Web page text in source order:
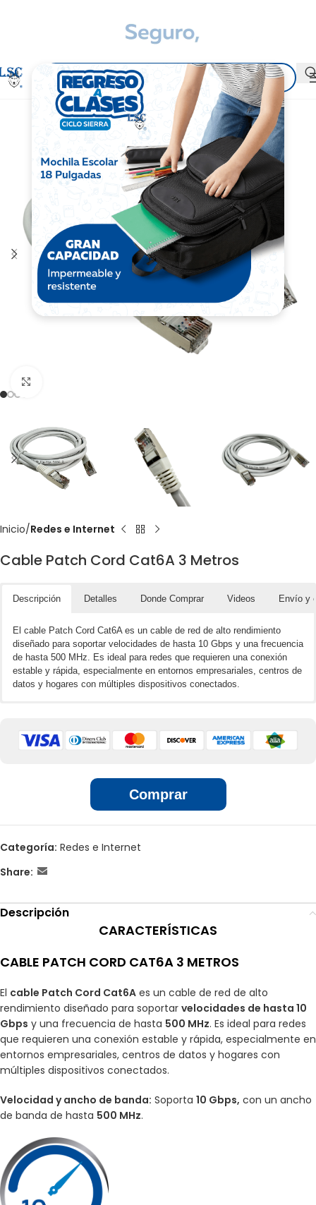
Inicio Redes e Internet
Cable Patch Cord Cat6A 3 Metros
Descripción Detalles Donde Comprar Videos Envío y
El cable Patch Cord Cat6A es un cable de red de alto rendimiento
diseñado para soportar velocidades de hasta 10 Gbps y una frecuencia
de hasta 500 MHz. Es ideal para redes que requieren una conexión
estable y rápida, especialmente en entornos empresariales, centros de
datos y hogares con múltiples dispositivos conectados.
banda de hasta 500 MHz.
Conectores RJ45 blindados:Alta calidad, compatibles con equipos
Construcción robusta:Con conductores de cobre 100% puro para
una mejor transmisión de datos.
Redes de alto rendimiento en empresas y oficinas,
Sistemas de videovigilancia y domótica.
Comprar
Categoría: Redes e Internet
Share:
Descripción
CARACTERÍSTICAS
CABLE PATCH CORD CAT6A 3 METROS
El cable Patch Cord Cat6A es un cable de red de alto
rendimiento diseñado para soportar velocidades de hasta 10
Gbps y una frecuencia de hasta 500 MHz. Es ideal para redes
que requieren una conexión estable y rápida, especialmente en
entornos empresariales, centros de datos y hogares con
múltiples dispositivos conectados.
Velocidad y ancho de banda: Soporta 10 Gbps, con un ancho
de banda de hasta 500 MHz.